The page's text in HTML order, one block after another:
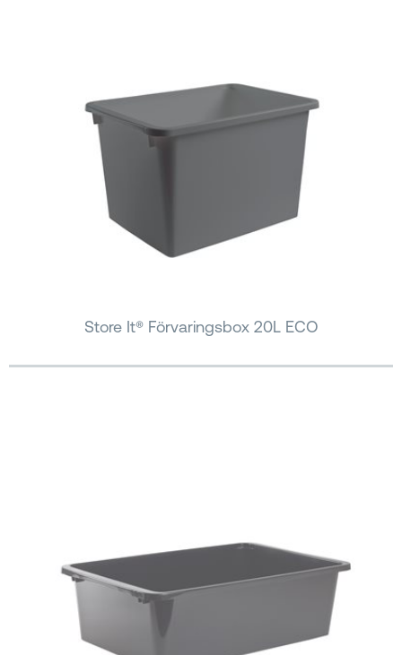
Store It® Förvaringsbox 20L ECO